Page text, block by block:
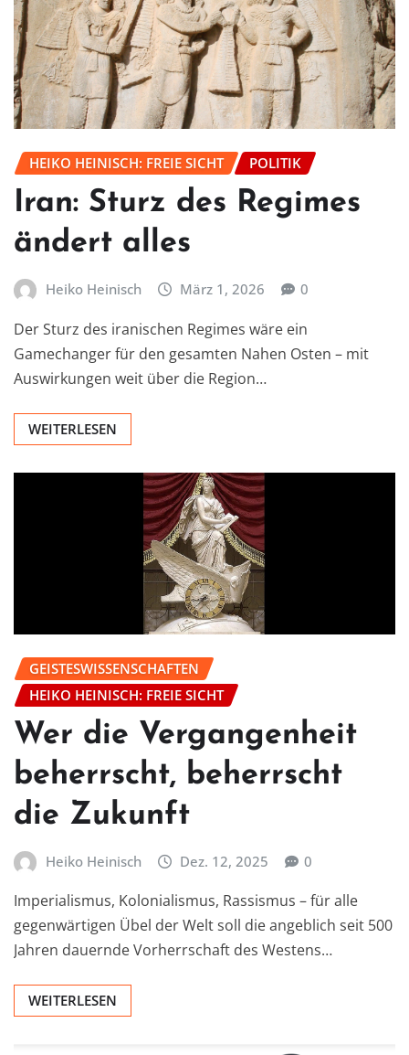
HEIKO HEINISCH: FREIE SICHT POLITIK
Iran: Sturz des Regimes
ändert alles
Heiko Heinisch März 1, 2026 0
Der Sturz des iranischen Regimes wäre ein
Gamechanger für den gesamten Nahen Osten – mit
Auswirkungen weit über die Region…
WEITERLESEN
GEISTESWISSENSCHAFTEN
HEIKO HEINISCH: FREIE SICHT
Wer die Vergangenheit
beherrscht, beherrscht
die Zukunft
Heiko Heinisch Dez. 12, 2025 0
Imperialismus, Kolonialismus, Rassismus – für alle
gegenwärtigen Übel der Welt soll die angeblich seit 500
Jahren dauernde Vorherrschaft des Westens…
WEITERLESEN